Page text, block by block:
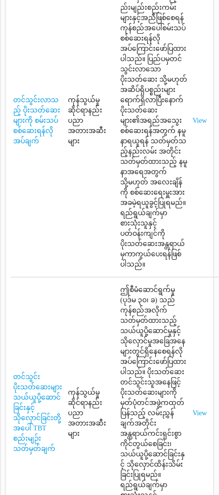
တင်သွင်းလာသ
ည့် ပိုးသတ်ဆေး
များကို စမ်းသပ်
စစ်ဆေးရန်လို
အပ်ချက်
ကုန်သွယ်မှု
ဆိုင်ရာနည်း
ပညာ
အတားအဆီး
များ
ည်းမျည်းစည်းကမ်း
များနှင့်အညီဖြစ်စေရန်
ကုန်စည်အပေါ်စမ်းသပ်
စစ်ဆေးရန်လို
အပ်ကြောင်းဖော်ပြထား
ပါသည်။ ပြည်ပမှတင်
သွင်းလာသော
ပိုးသတ်ဆေး သို့မဟုတ်
အဆိပ်ရှိပစ္စည်းများ
ရောက်ရှိလာပြီးနောက်
ပိုးသတ်ဆေး
များ၏အရည်အသွေး
စစ်ဆေးရန်အတွက် နမူ
နာရယူရန် သတ်မှတ်သ
ည့်နည်းလမ်း အတိုင်း
သတ်မှတ်ထားသည့် နမူ
နာအရေအတွက်
သို့မဟုတ် အလေးချိန်
ကို စစ်ဆေးရေးမှူးအား
အခမဲ့ရယူခွင့်ပြုရမည်။
ရည်ရွယ်ချက်မှာ
စားသုံးသူနှင့်
ပတ်ဝန်းကျင်ကို
ပိုးသတ်ဆေးအန္တရာယ်
မှကာကွယ်ပေးရန်ဖြစ်
ပါသည်။
View
တင်သွင်း
ပိုးသတ်ဆေးများ
သယ်ယူပို့ဆောင်
ခြင်းနှင့်
သိုလှောင်ခြင်းတို့
အပေါ် TBT
စည်းမျဉ်း
သတ်မှတ်ချက်
ကုန်သွယ်မှု
ဆိုင်ရာနည်း
ပညာ
အတားအဆီး
များ
ဤစီမံဆောင်ရွက်မှု
(ပုဒ်မ ၃၀၊ ခ) သည်
ကုန်စည်အလိုက်
သတ်မှတ်ထားသည့်
သယ်ယူပို့ဆောင်မှုနှင့်
သိုလှောင်မှုအခြေအနေ
များတွင်ရှိနေစေရန်လို
အပ်ကြောင်းဖော်ပြထား
ပါသည်။ ပိုးသတ်ဆေး
တင်သွင်းသူအနေဖြင့်
ပိုးသတ်ဆေးများကို
မှတ်ပုံတင်အဖွဲ့ကထုတ်
ပြန်သည့် လမ်းညွှန်
ချက်အတိုင်း
အန္တရာယ်ကင်းရှင်းစွာ
ကိုင်တွယ်စေခြင်း၊
သယ်ယူပို့ဆောင်ခြင်းနှ
င့် သိုလှောင်ထိန်းသိမ်း
ခြင်းပြုရမည်။
ရည်ရွယ်ချက်မှာ
View